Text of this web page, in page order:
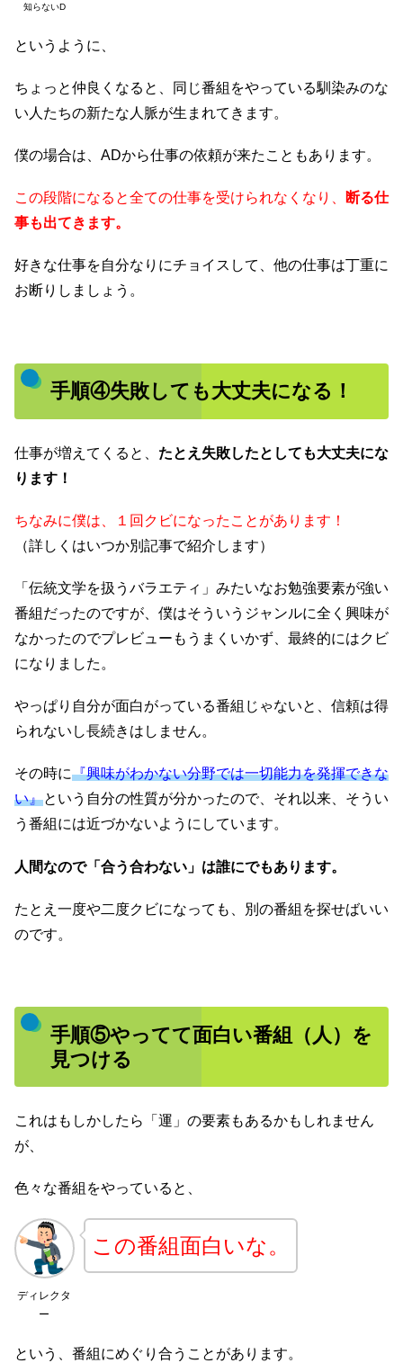
知らないD
というように、
ちょっと仲良くなると、同じ番組をやっている馴染みのな
い人たちの新たな人脈が生まれてきます。
僕の場合は、ADから仕事の依頼が来たこともあります。
この段階になると全ての仕事を受けられなくなり、
断る仕
事も出てきます。
好きな仕事を自分なりにチョイスして、他の仕事は丁重に
お断りしましょう。
手順④失敗しても大丈夫になる！
仕事が増えてくると、 たとえ失敗したとしても大丈夫にな
ります！
ちなみに僕は、１回クビになったことがあります！
（詳しくはいつか別記事で紹介します）
「伝統文学を扱うバラエティ」みたいなお勉強要素が強い
番組だったのですが、僕はそういうジャンルに全く興味が
なかったのでプレビューもうまくいかず、最終的にはクビ
になりました。
やっぱり自分が面白がっている番組じゃないと、信頼は得
られないし長続きはしません。
その時に『興味がわかない分野では一切能力を発揮できな
い』という自分の性質が分かったので、それ以来、そうい
う番組には近づかないようにしています。
人間なので「合う合わない」は誰にでもあります。
たとえ一度や二度クビになっても、別の番組を探せばいい
のです。
手順⑤やってて面白い番組（人）を
見つける
これはもしかしたら「運」の要素もあるかもしれません
が、
色々な番組をやっていると、
ディレクタ
ー
この番組面白いな。
という、番組にめぐり合うことがあります。